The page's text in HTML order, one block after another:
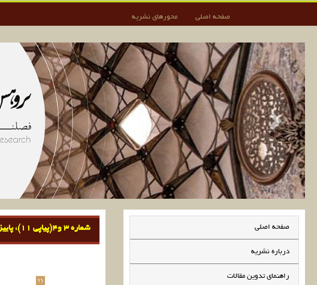
صفحه اصلی محورهای نشریه
صفحه اصلی
درباره نشریه
راهنمای تدوین مقالات
شماره 3 و4(پیاپی 11)، پاییز و زمستان 1400